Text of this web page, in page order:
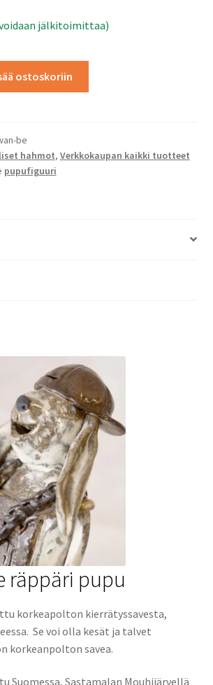
jälkitoimittaa)
ostoskoriin
be
hahmot, Verkkokaupan kaikki tuotteet
pupufiguuri
räppäri pupu
korkeapolton kierrätyssavesta,
Se voi olla kesät ja talvet
korkeanpolton savea.
Suomessa, Sastamalan Mouhijärvellä